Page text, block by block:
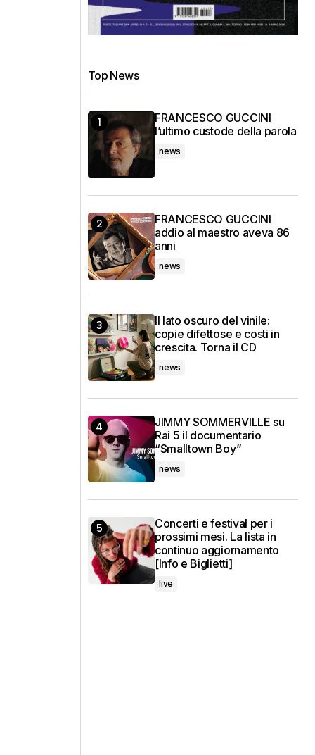
Top News
FRANCESCO GUCCINI
l’ultimo custode della parola
news
FRANCESCO GUCCINI
addio al maestro aveva 86
anni
news
Il lato oscuro del vinile:
copie difettose e costi in
crescita. Torna il CD
news
JIMMY SOMMERVILLE su
Rai 5 il documentario
“Smalltown Boy”
news
Concerti e festival per i
prossimi mesi. La lista in
continuo aggiornamento
[Info e Biglietti]
live